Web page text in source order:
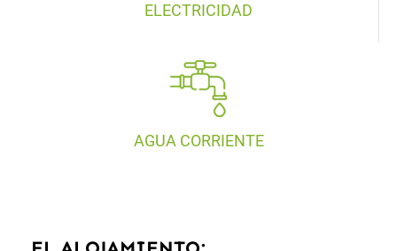
ELECTRICIDAD
AGUA CORRIENTE